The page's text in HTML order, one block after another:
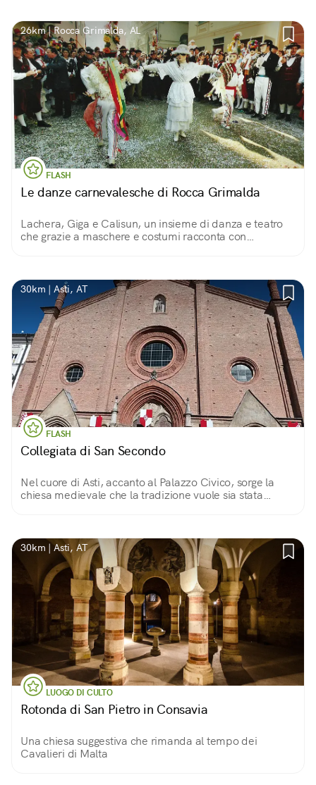
26km | Rocca Grimalda, AL
FLASH
Le danze carnevalesche di Rocca Grimalda
Lachera, Giga e Calisun, un insieme di danza e teatro
che grazie a maschere e costumi racconta con
30km | Asti, AT
FLASH
Collegiata di San Secondo
Nel cuore di Asti, accanto al Palazzo Civico, sorge la
chiesa medievale che la tradizione vuole sia stata
30km | Asti, AT
LUOGO DI CULTO
Rotonda di San Pietro in Consavia
Una chiesa suggestiva che rimanda al tempo dei
Cavalieri di Malta